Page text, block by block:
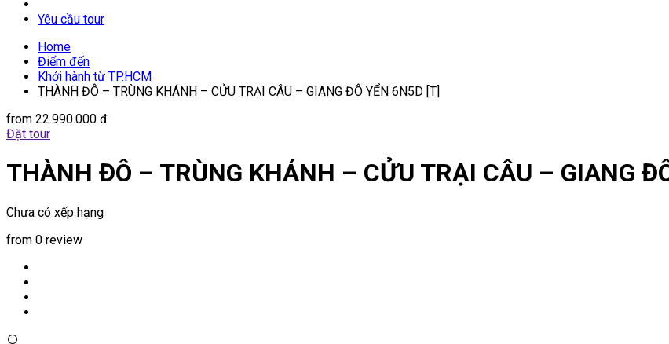
Yêu cầu tour
Home
Điểm đến
Khởi hành từ TP.HCM
THÀNH ĐÔ – TRÙNG KHÁNH – CỬU TRẠI CÂU – GIANG ĐÔ YỂN 6N5D [T]
from 22.990.000 đ
Đặt tour
THÀNH ĐÔ – TRÙNG KHÁNH – CỬU TRẠI CÂU – GIANG
Chưa có xếp hạng
from 0 review